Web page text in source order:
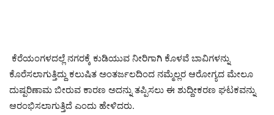
ಕೆರೆಯಂಗಳದಲ್ಲೆ ನಗರಕ್ಕೆ ಕುಡಿಯುವ ನೀರಿಗಾಗಿ ಕೊಳವೆ ಬಾವಿಗಳನ್ನು
ಕೊರೆಸಲಾಗುತ್ತಿದ್ದು ಕಲುಷಿತ ಅಂತರ್ಜಲದಿಂದ ನಮ್ಮೆಲ್ಲರ ಆರೋಗ್ಯದ ಮೇಲೂ
ದುಷ್ಪರಿಣಾಮ ಬೀರುವ ಕಾರಣ ಅದನ್ನು ತಪ್ಪಿಸಲು ಈ ಶುದ್ದೀಕರಣ ಘಟಕವನ್ನು
ಆರಂಭಿಸಲಾಗುತ್ತಿದೆ ಎಂದು ಹೇಳಿದರು.